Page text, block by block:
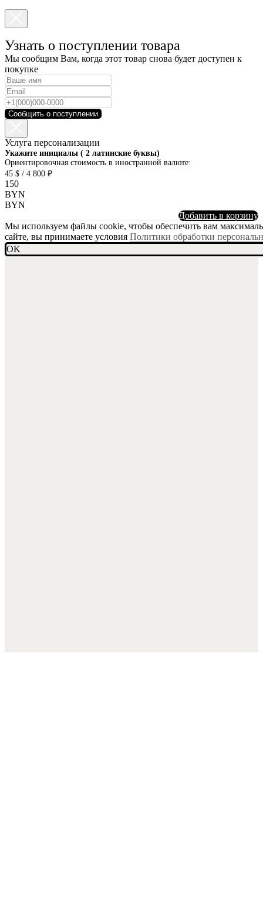
Узнать о поступлении товара
Мы сообщим Вам, когда этот товар снова будет доступен к
покупке
Сообщить о поступлении
Услуга персонализации
Укажите инициалы ( 2 латинские буквы)
Ориентировочная стоимость в иностранной валюте:
45 $ / 4 800 ₽
150
BYN
BYN
Добавить в корзину
Мы используем файлы cookie, чтобы обеспечить вам
сайте, вы принимаете условия Политики обработки
OK